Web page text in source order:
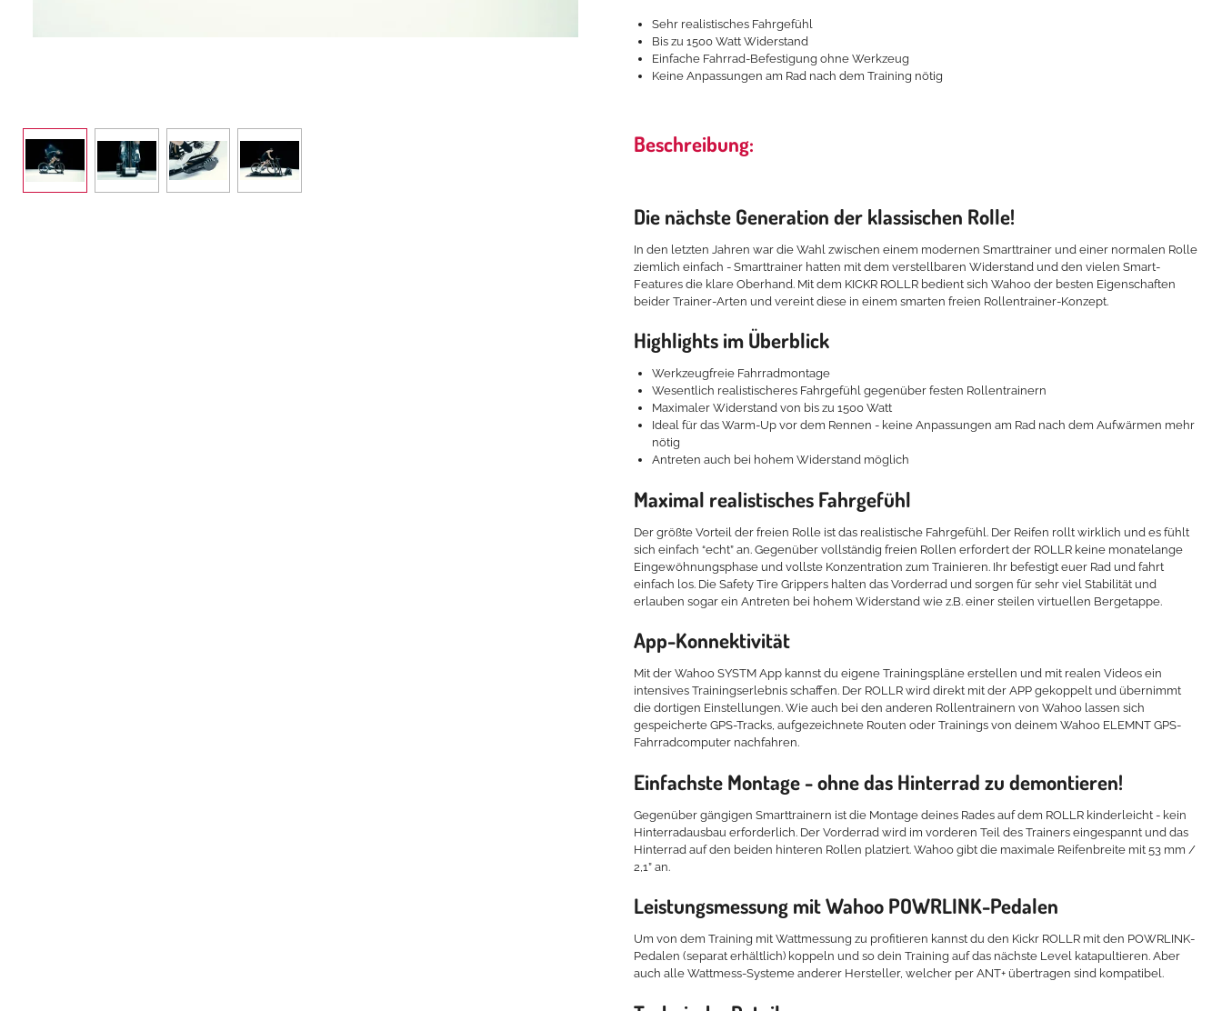
Sehr realistisches Fahrgefühl
Bis zu 1500 Watt Widerstand
Einfache Fahrrad-Befestigung ohne Werkzeug
Keine Anpassungen am Rad nach dem Training nötig
Beschreibung:
Die nächste Generation der klassischen Rolle!
In den letzten Jahren war die Wahl zwischen einem modernen Smarttrainer und einer normalen Rolle
ziemlich einfach - Smarttrainer hatten mit dem verstellbaren Widerstand und den vielen Smart-
Features die klare Oberhand. Mit dem KICKR ROLLR bedient sich Wahoo der besten Eigenschaften
beider Trainer-Arten und vereint diese in einem smarten freien Rollentrainer-Konzept.
Highlights im Überblick
Werkzeugfreie Fahrradmontage
Wesentlich realistischeres Fahrgefühl gegenüber festen Rollentrainern
Maximaler Widerstand von bis zu 1500 Watt
Ideal für das Warm-Up vor dem Rennen - keine Anpassungen am Rad nach dem Aufwärmen mehr
nötig
Antreten auch bei hohem Widerstand möglich
Maximal realistisches Fahrgefühl
Der größte Vorteil der freien Rolle ist das realistische Fahrgefühl. Der Reifen rollt wirklich und es fühlt
sich einfach “echt” an. Gegenüber vollständig freien Rollen erfordert der ROLLR keine monatelange
Eingewöhnungsphase und vollste Konzentration zum Trainieren. Ihr befestigt euer Rad und fahrt
einfach los. Die Safety Tire Grippers halten das Vorderrad und sorgen für sehr viel Stabilität und
erlauben sogar ein Antreten bei hohem Widerstand wie z.B. einer steilen virtuellen Bergetappe.
App-Konnektivität
Mit der Wahoo SYSTM App kannst du eigene Trainingspläne erstellen und mit realen Videos ein
intensives Trainingserlebnis schaffen. Der ROLLR wird direkt mit der APP gekoppelt und übernimmt
die dortigen Einstellungen. Wie auch bei den anderen Rollentrainern von Wahoo lassen sich
gespeicherte GPS-Tracks, aufgezeichnete Routen oder Trainings von deinem Wahoo ELEMNT GPS-
Fahrradcomputer nachfahren.
Einfachste Montage - ohne das Hinterrad zu demontieren!
Gegenüber gängigen Smarttrainern ist die Montage deines Rades auf dem ROLLR kinderleicht - kein
Hinterradausbau erforderlich. Der Vorderrad wird im vorderen Teil des Trainers eingespannt und das
Hinterrad auf den beiden hinteren Rollen platziert. Wahoo gibt die maximale Reifenbreite mit 53 mm /
2,1” an.
Leistungsmessung mit Wahoo POWRLINK-Pedalen
Um von dem Training mit Wattmessung zu profitieren kannst du den Kickr ROLLR mit den POWRLINK-
Pedalen (separat erhältlich) koppeln und so dein Training auf das nächste Level katapultieren. Aber
auch alle Wattmess-Systeme anderer Hersteller, welcher per ANT+ übertragen sind kompatibel.